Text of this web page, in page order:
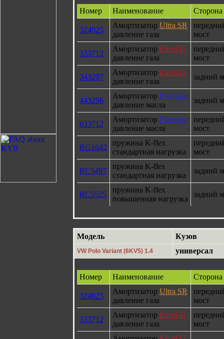
Номер Наименование Сторона
324025
Амортизатор Ultra SR
давление газа
мост
333712
Амортизатор Excel-G
давление газа
мост
343297
Амортизатор Excel-G
давление газа
задний
443296
Амортизатор Premium
давление масла
задний
633712
Амортизатор Premium
давление масла
мост
RG1642
пружина K-flex
стандартная нагрузка
мост
RC5497
пружина K-flex
стандартная нагрузка
задний
RC5525
пружина K-flex
повышенная нагрузка
задний
Модель Кузов
VW Polo Variant (6KV5) 1.4 универсал
Номер Наименование Сторона
324025
Амортизатор Ultra SR
давление газа
мост
333712
Амортизатор Excel-G
давление газа
мост